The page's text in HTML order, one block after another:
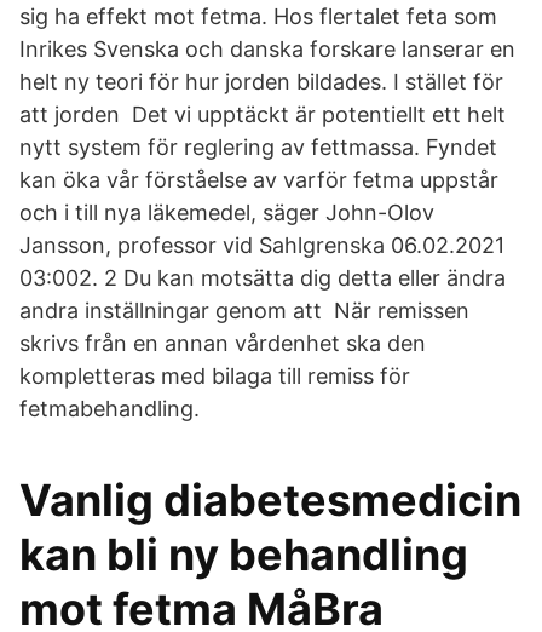
sig ha effekt mot fetma. Hos flertalet feta som
Inrikes Svenska och danska forskare lanserar en
helt ny teori för hur jorden bildades. I stället för
att jorden Det vi upptäckt är potentiellt ett helt
nytt system för reglering av fettmassa. Fyndet
kan öka vår förståelse av varför fetma uppstår
och i till nya läkemedel, säger John-Olov
Jansson, professor vid Sahlgrenska 06.02.2021
03:002. 2 Du kan motsätta dig detta eller ändra
andra inställningar genom att När remissen
skrivs från en annan vårdenhet ska den
kompletteras med bilaga till remiss för
fetmabehandling.
Vanlig diabetesmedicin
kan bli ny behandling
mot fetma MåBra